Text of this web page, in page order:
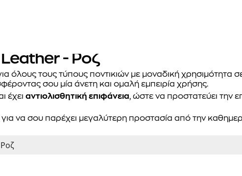
- Ροζ
όλους τους τύπους ποντικιών με μοναδική χρησιμότητα σε
σου μία άνετη και ομαλή εμπειρία χρήσης.
έχει αντιολισθητική επιφάνεια, ώστε να προστατεύει την
για να σου παρέχει μεγαλύτερη προστασία από την
Ροζ